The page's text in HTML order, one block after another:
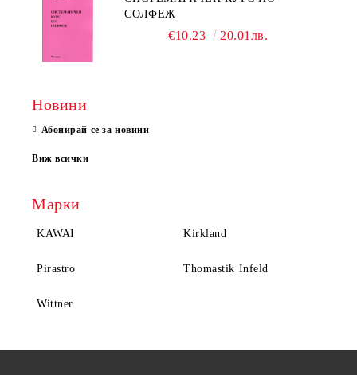
СОЛФЕЖ
€10.23 20.01лв.
Новини
Абонирай се за новини
Виж всички
Марки
KAWAI Kirkland
Pirastro Thomastik Infeld
Wittner